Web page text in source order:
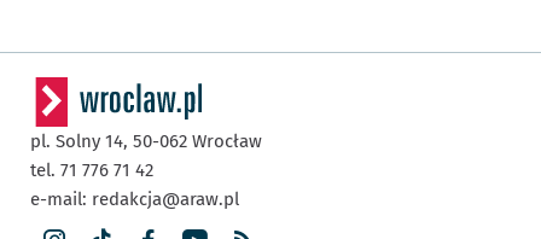
pl. Solny 14, 50-062 Wrocław
tel. 71 776 71 42
e-mail: redakcja@araw.pl